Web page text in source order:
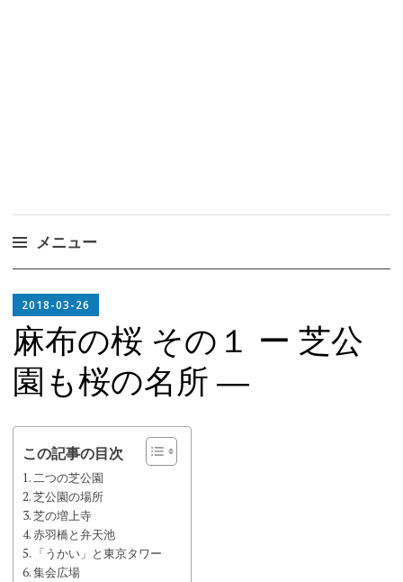
メニュー
ン
テ
ン
ツ
へ
ッ
プ
2018-03-26
CHIEF
麻布の桜 その１ ー 芝公
園も桜の名所 ―
この記事の目次
二つの芝公園
芝公園の場所
芝の増上寺
赤羽橋と弁天池
「うかい」と東京タワー
集会広場